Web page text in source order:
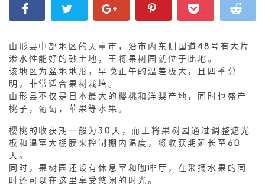
山形县中部地区的天童市，沿市内东侧国道48号有大片
渗水性能好的砂土地，王将果树园就位于此地。
该地区为盆地地形，早晚正午的温差极大，且四季分
明，非常适合果树栽培。
山形县不仅是日本最大的樱桃和洋梨产地，同时也盛产
桃子，葡萄，苹果等水果。
樱桃的收获期一般为30天，而王将果树园通过调整遮光
板和温室大棚膜来控制棚内温度，将收获期延长至60
天。
同时，果树园还设有休息室和咖啡厅，在采摘水果的同
时还可以在这里享受悠闲的时光。